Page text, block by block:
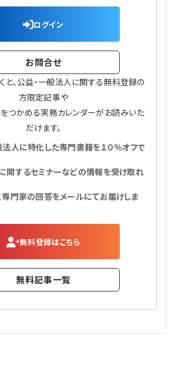
ログイン
お問合せ
と、公益・一般法人に関する無料登録の
方限定記事や
つかめる実務カレンダーがお読みいた
だけます。
法人に特化した専門書籍を１０％オフで
関するセミナーなどの情報を受け取れ
専門家の回答をメールにてお届けしま
無料登録はこちら
無料記事一覧